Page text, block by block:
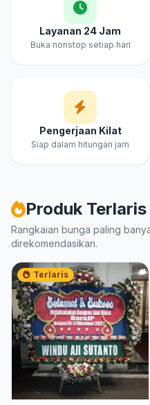
Layanan 24 Jam
Buka nonstop setiap hari
Pengerjaan Kilat
Siap dalam hitungan jam
Produk Terlaris
Rangkaian bunga paling
direkomendasikan.
Terlaris